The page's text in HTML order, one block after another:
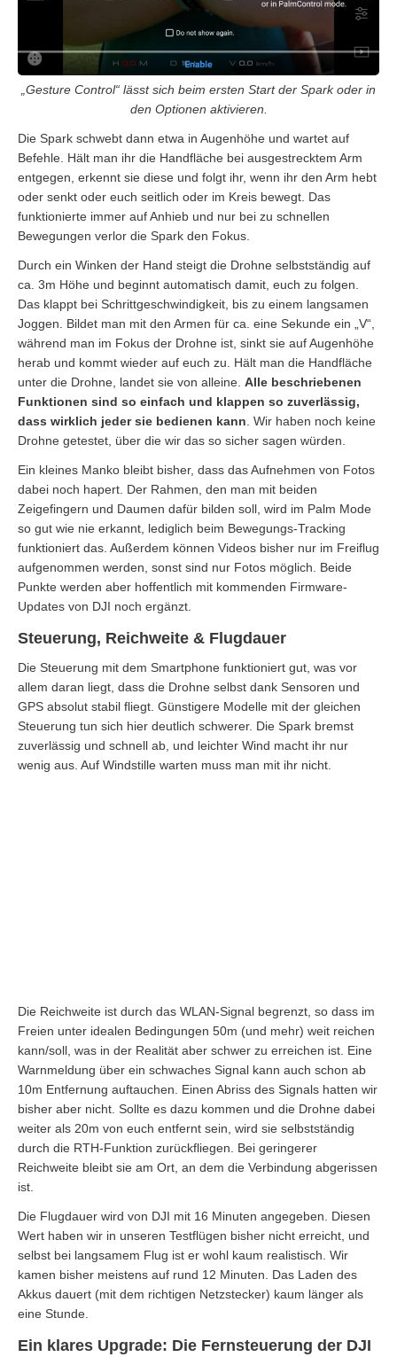
„Gesture Control“ lässt sich beim ersten Start der Spark oder in
den Optionen aktivieren.
Die Spark schwebt dann etwa in Augenhöhe und wartet auf
Befehle. Hält man ihr die Handfläche bei ausgestrecktem Arm
entgegen, erkennt sie diese und folgt ihr, wenn ihr den Arm hebt
oder senkt oder euch seitlich oder im Kreis bewegt. Das
funktionierte immer auf Anhieb und nur bei zu schnellen
Bewegungen verlor die Spark den Fokus.
Durch ein Winken der Hand steigt die Drohne selbstständig auf
ca. 3m Höhe und beginnt automatisch damit, euch zu folgen.
Das klappt bei Schrittgeschwindigkeit, bis zu einem langsamen
Joggen. Bildet man mit den Armen für ca. eine Sekunde ein „V“,
während man im Fokus der Drohne ist, sinkt sie auf Augenhöhe
herab und kommt wieder auf euch zu. Hält man die Handfläche
unter die Drohne, landet sie von alleine. Alle beschriebenen
Funktionen sind so einfach und klappen so zuverlässig,
dass wirklich jeder sie bedienen kann . Wir haben noch keine
Drohne getestet, über die wir das so sicher sagen würden.
Ein kleines Manko bleibt bisher, dass das Aufnehmen von Fotos
dabei noch hapert. Der Rahmen, den man mit beiden
Zeigefingern und Daumen dafür bilden soll, wird im Palm Mode
so gut wie nie erkannt, lediglich beim Bewegungs-Tracking
funktioniert das. Außerdem können Videos bisher nur im Freiflug
aufgenommen werden, sonst sind nur Fotos möglich. Beide
Punkte werden aber hoffentlich mit kommenden Firmware-
Updates von DJI noch ergänzt.
Steuerung, Reichweite & Flugdauer
Die Steuerung mit dem Smartphone funktioniert gut, was vor
allem daran liegt, dass die Drohne selbst dank Sensoren und
GPS absolut stabil fliegt. Günstigere Modelle mit der gleichen
Steuerung tun sich hier deutlich schwerer. Die Spark bremst
zuverlässig und schnell ab, und leichter Wind macht ihr nur
wenig aus. Auf Windstille warten muss man mit ihr nicht.
Die Reichweite ist durch das WLAN-Signal begrenzt, so dass im
Freien unter idealen Bedingungen 50m (und mehr) weit reichen
kann/soll, was in der Realität aber schwer zu erreichen ist. Eine
Warnmeldung über ein schwaches Signal kann auch schon ab
10m Entfernung auftauchen. Einen Abriss des Signals hatten wir
bisher aber nicht. Sollte es dazu kommen und die Drohne dabei
weiter als 20m von euch entfernt sein, wird sie selbstständig
durch die RTH-Funktion zurückfliegen. Bei geringerer
Reichweite bleibt sie am Ort, an dem die Verbindung abgerissen
ist.
Die Flugdauer wird von DJI mit 16 Minuten angegeben. Diesen
Wert haben wir in unseren Testflügen bisher nicht erreicht, und
selbst bei langsamem Flug ist er wohl kaum realistisch. Wir
kamen bisher meistens auf rund 12 Minuten. Das Laden des
Akkus dauert (mit dem richtigen Netzstecker) kaum länger als
eine Stunde.
Ein klares Upgrade: Die Fernsteuerung der DJI